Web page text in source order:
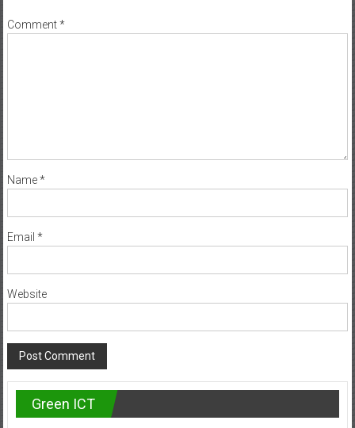
Comment*
Name*
Email *
Website
Green ICT